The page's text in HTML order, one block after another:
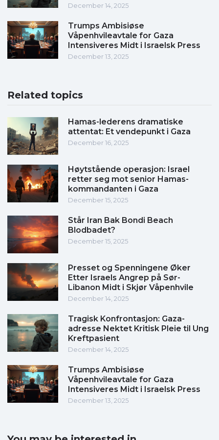
December 14, 2025
Trumps Ambisiøse
Våpenhvileavtale for Gaza
Intensiveres Midt i Israelsk Press
December 13, 2025
Related topics
Hamas-lederens dramatiske
attentat: Et vendepunkt i Gaza
December 16, 2025
Høytstående operasjon: Israel
retter seg mot senior Hamas-
kommandanten i Gaza
December 15, 2025
Står Iran Bak Bondi Beach
Blodbadet?
December 15, 2025
Presset og Spenningene Øker
Etter Israels Angrep på Sør-
Libanon Midt i Skjør Våpenhvile
December 14, 2025
Tragisk Konfrontasjon: Gaza-
adresse Nektet Kritisk Pleie til Ung
Kreftpasient
December 14, 2025
Trumps Ambisiøse
Våpenhvileavtale for Gaza
Intensiveres Midt i Israelsk Press
December 13, 2025